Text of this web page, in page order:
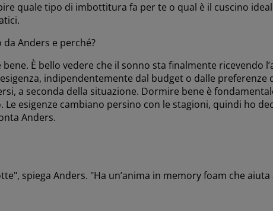
quale tipo di imbottitura fa per te o qual è il cuscino
Anders e perché?
È bello vedere che il sonno sta finalmente ricevendo
indipendentemente dal budget o dalle preferenze
a seconda della situazione. Dormire bene è
esigenze cambiano persino con le stagioni, quindi ho
Anders.
spiega Anders. "Ha un’anima in memory foam che